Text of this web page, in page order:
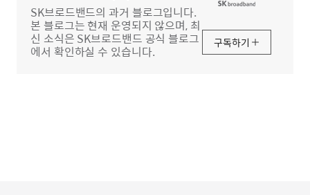
SK브로드밴드의 과거 블로그입니다.
본 블로그는 현재 운영되지 않으며, 최
신 소식은 SK브로드밴드 공식 블로그
에서 확인하실 수 있습니다.
구독하기